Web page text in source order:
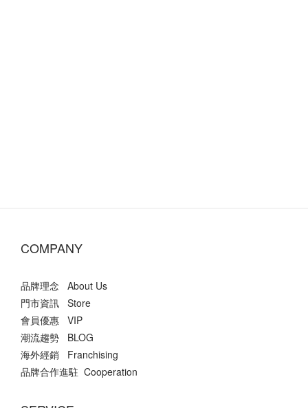
COMPANY
品牌理念 About Us
門市資訊 Store
會員優惠 VIP
潮流趨勢 BLOG
海外經銷 Franchising
品牌合作進駐 Cooperation